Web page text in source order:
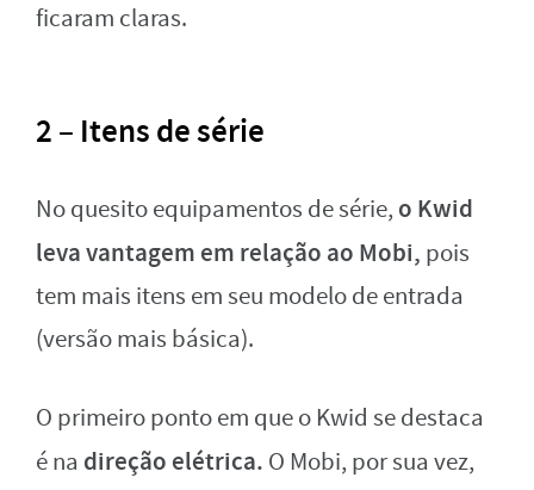
ficaram claras.
2 – Itens de série
No quesito equipamentos de série, o Kwid
leva vantagem em relação ao Mobi, pois
tem mais itens em seu modelo de entrada
(versão mais básica).
O primeiro ponto em que o Kwid se destaca
é na direção elétrica. O Mobi, por sua vez,